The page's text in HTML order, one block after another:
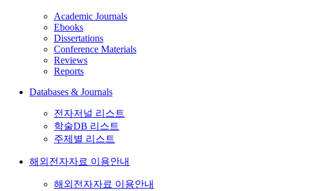
Academic Journals
Ebooks
Dissertations
Conference Materials
Reviews
Reports
Databases & Journals
전자저널 리스트
학술DB 리스트
주제별 리스트
해외전자자료 이용안내
해외전자자료 이용안내